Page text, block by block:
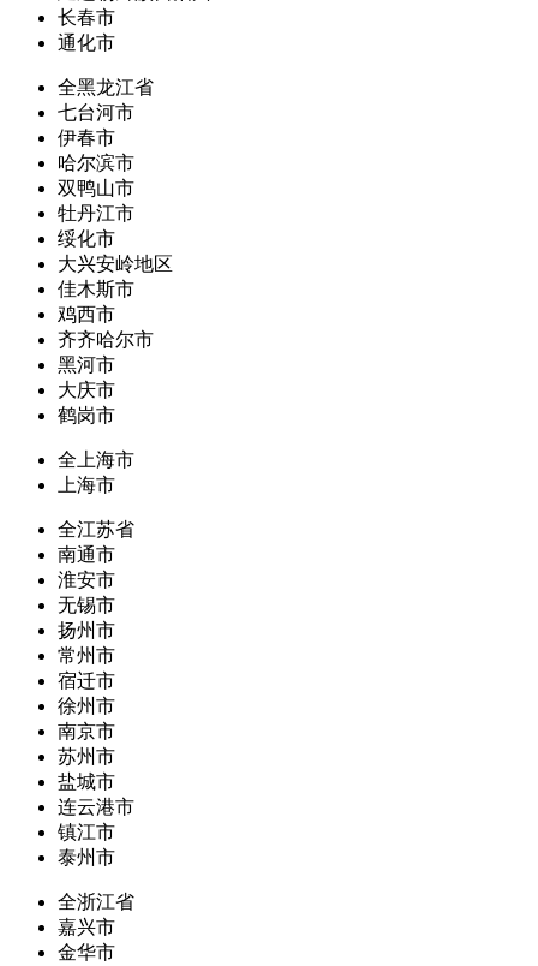
长春市
通化市
全黑龙江省
七台河市
伊春市
哈尔滨市
双鸭山市
牡丹江市
绥化市
大兴安岭地区
佳木斯市
鸡西市
齐齐哈尔市
黑河市
大庆市
鹤岗市
全上海市
上海市
全江苏省
南通市
淮安市
无锡市
扬州市
常州市
宿迁市
徐州市
南京市
苏州市
盐城市
连云港市
镇江市
泰州市
全浙江省
嘉兴市
金华市